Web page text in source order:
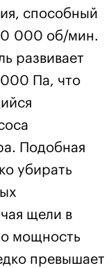
способный
000 об/мин.
развивает
Па, что
Подобная
убирать
щели в
мощность
превышает